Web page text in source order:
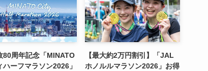
80周年記念「MINATO
ハーフマラソン2026」
【最大約2万円割引】「JAL
ホノルルマラソン2026」お得